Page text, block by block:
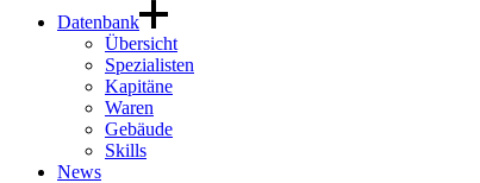
Datenbank
Übersicht
Spezialisten
Kapitäne
Waren
Gebäude
Skills
News